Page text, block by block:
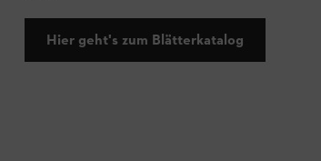
Hier geht's zum Blätterkatalog